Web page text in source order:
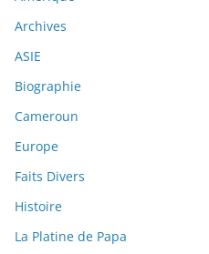
Archives
ASIE
Biographie
Cameroun
Europe
Faits Divers
Histoire
La Platine de Papa